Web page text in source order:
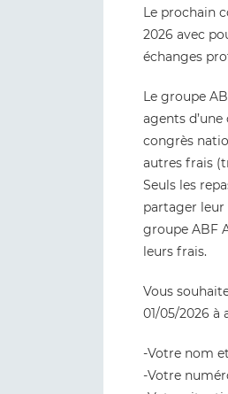
Le prochain
2026 avec
échanges
Le groupe
agents
congrès
autres frais
Seuls les
partager leur
groupe ABF
leurs frais.
Vous
01/05/2026 à
-Votre nom
-Votre